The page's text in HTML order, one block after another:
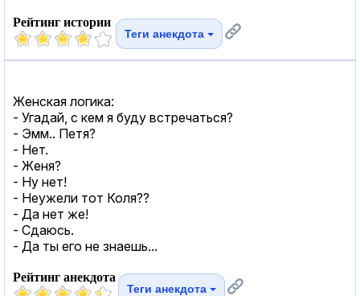
Рейтинг истории
Теги анекдота
Женская логика:
- Угадай, с кем я буду встречаться?
- Эмм.. Петя?
- Нет.
- Женя?
- Ну нет!
- Неужели тот Коля??
- Да нет же!
- Сдаюсь.
- Да ты его не знаешь...
Рейтинг анекдота
Теги анекдота